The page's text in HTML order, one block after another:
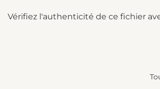
Vérifiez l'authenticité de ce fichier